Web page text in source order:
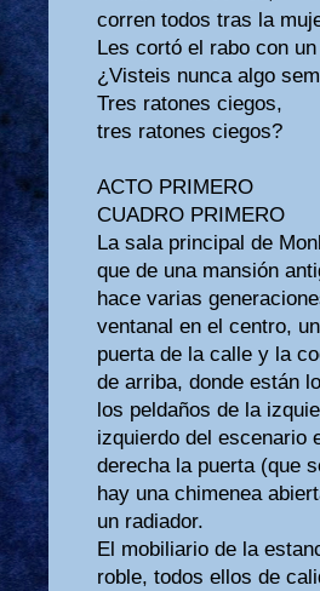
corren todos tras la
Les cortó el rabo con
¿Visteis nunca algo
Tres ratones ciegos,
tres ratones ciegos?
ACTO PRIMERO
CUADRO PRIMERO
La sala principal de
que de una mansión
hace varias
ventanal en el centro,
puerta de la calle y la
de arriba, donde están
los peldaños de la
izquierdo del escenario
derecha la puerta (que
hay una chimenea
un radiador.
El mobiliario de la
roble, todos ellos de